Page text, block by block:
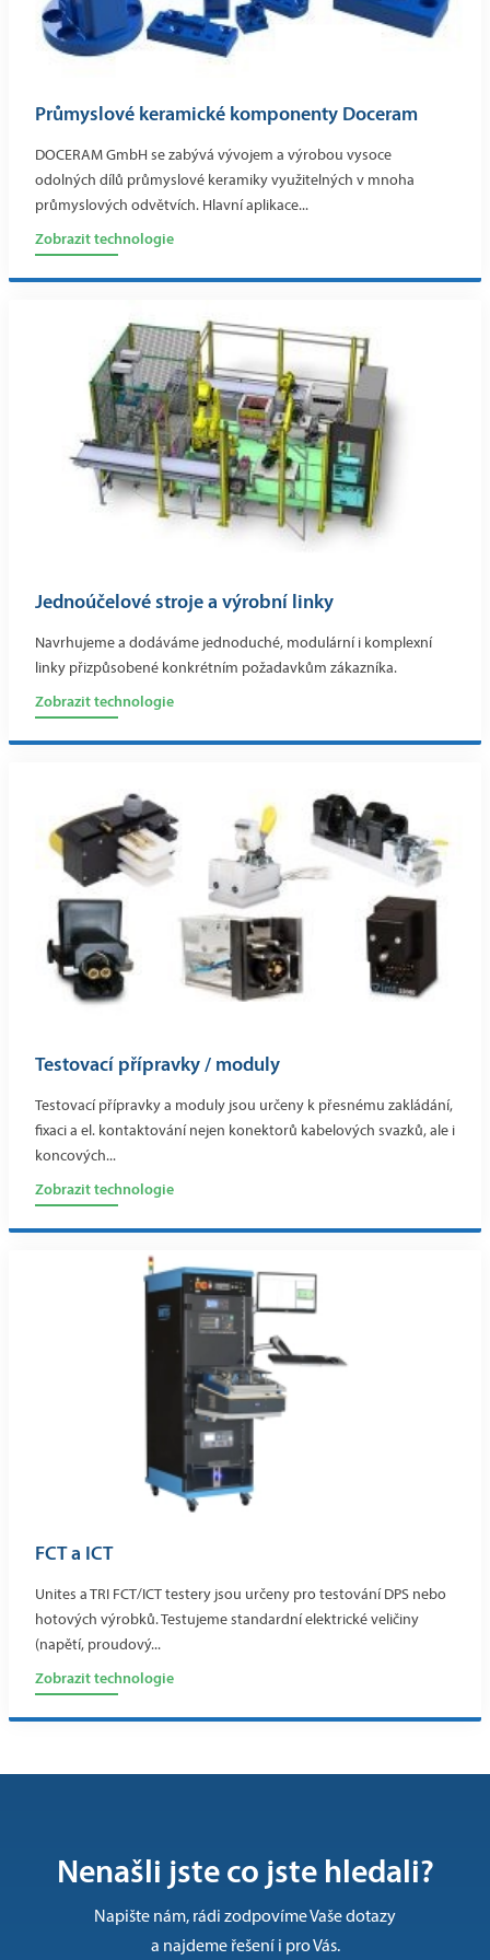
Průmyslové keramické komponenty Doceram
DOCERAM GmbH se zabývá vývojem a výrobou vysoce
odolných dílů průmyslové keramiky využitelných v mnoha
průmyslových odvětvích. Hlavní aplikace...
Zobrazit technologie
Jednoúčelové stroje a výrobní linky
Navrhujeme a dodáváme jednoduché, modulární i komplexní
linky přizpůsobené konkrétním požadavkům zákazníka.
Zobrazit technologie
Testovací přípravky / moduly
Testovací přípravky a moduly jsou určeny k přesnému zakládání,
fixaci a el. kontaktování nejen konektorů kabelových svazků, ale i
koncových...
Zobrazit technologie
FCT a ICT
Unites a TRI FCT/ICT testery jsou určeny pro testování DPS nebo
hotových výrobků. Testujeme standardní elektrické veličiny
(napětí, proudový...
Zobrazit technologie
Nenašli jste co jste hledali?
Napište nám, rádi zodpovíme Vaše dotazy
a najdeme řešení i pro Vás.